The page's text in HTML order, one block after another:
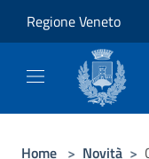
Regione Veneto
Home > Novità >